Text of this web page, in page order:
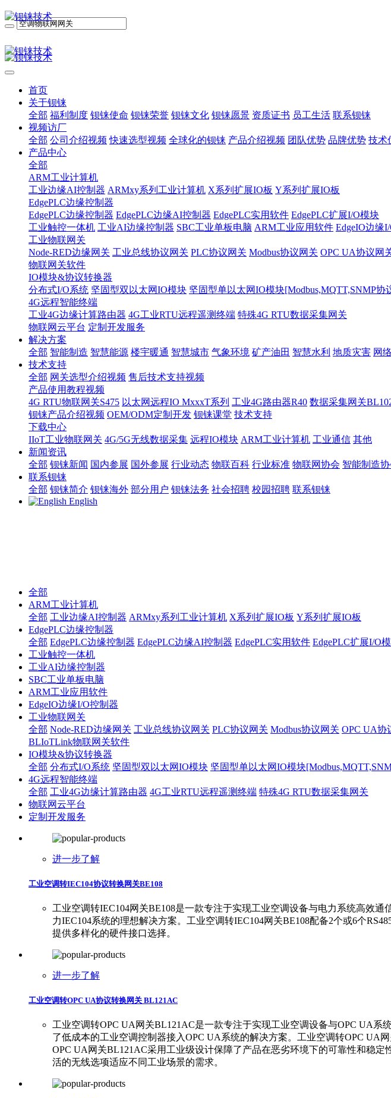
首页
关于钡铼
全部 福利制度 钡铼使命 钡铼荣誉 钡铼文化 钡铼愿景 资质证书 员工生活 联系钡铼
视频访厂
全部 公司介绍视频 快速选型视频 全球化的钡铼 产品介绍视频 团队优势 品牌优势 技术
产品中心
全部
ARM工业计算机
工业边缘AI控制器 ARMxy系列工业计算机 X系列扩展IO板 Y系列扩展IO板
EdgePLC边缘控制器
EdgePLC边缘控制器 EdgePLC边缘AI控制器 EdgePLC实用软件 EdgePLC扩展I/O模块
工业触控一体机 工业AI边缘控制器 SBC工业单板电脑 ARM工业应用软件 EdgeIO边缘
工业物联网关
Node-RED边缘网关 工业总线协议网关 PLC协议网关 Modbus协议网关 OPC UA协议网
物联网关软件
IO模块&协议转换器
分布式I/O系统 坚固型双以太网IO模块 坚固型单以太网IO模块[Modbus,MQTT,SNMP协
4G远程智能终端
工业4G边缘计算路由器 4G工业RTU远程遥测终端 特殊4G RTU数据采集网关
物联网云平台 定制开发服务
解决方案
全部 智能制造 智慧能源 楼宇暖通 智慧城市 气象环境 矿产油田 智慧水利 地质灾害 网
技术支持
全部 网关选型介绍视频 售后技术支持视频
产品使用教程视频
4G RTU物联网关S475 以太网远程IO MxxxT系列 工业4G路由器R40 数据采集网关
钡铼产品介绍视频 OEM/ODM定制开发 钡铼课堂 技术支持
下载中心
IIoT工业物联网关 4G/5G无线数据采集 远程IO模块 ARM工业计算机 工业通信 其他
新闻资讯
全部 钡铼新闻 国内参展 国外参展 行业动态 物联百科 行业标准 物联网协会 智能制造
联系钡铼
全部 钡铼简介 钡铼海外 部分用户 钡铼法务 社会招聘 校园招聘 联系钡铼
English
全部
ARM工业计算机
全部 工业边缘AI控制器 ARMxy系列工业计算机 X系列扩展IO板 Y系列扩展IO板
EdgePLC边缘控制器
全部 EdgePLC边缘控制器 EdgePLC边缘AI控制器 EdgePLC实用软件 EdgePLC扩展I/O
工业触控一体机
工业AI边缘控制器
SBC工业单板电脑
ARM工业应用软件
EdgeIO边缘I/O控制器
工业物联网关
全部 Node-RED边缘网关 工业总线协议网关 PLC协议网关 Modbus协议网关 OPC UA协
BLIoTLink物联网关软件
IO模块&协议转换器
全部 分布式I/O系统 坚固型双以太网IO模块 坚固型单以太网IO模块
4G远程智能终端
全部 工业4G边缘计算路由器 4G工业RTU远程遥测终端 特殊4G RTU数据采集网关
物联网云平台
定制开发服务
进一步了解
工业空调转IEC104协议转换网关BE108
工业空调转IEC104网关BE108是一款专注于实现工业空调设备与电力系统高效
力IEC104系统的理想解决方案。工业空调转IEC104网关BE108配备2个或6个
提供多样化的硬件接口选择。
进一步了解
工业空调转OPC UA协议转换网关 BL121AC
工业空调转OPC UA网关BL121AC是一款专注于实现工业空调设备与OPC UA
了低成本的工业空调控制器接入OPC UA系统的解决方案。工业空调转OPC UA
OPC UA网关BL121AC采用工业级设计保障了产品在恶劣环境下的可靠性和稳
活的无线选项适应不同工业场景的需求。